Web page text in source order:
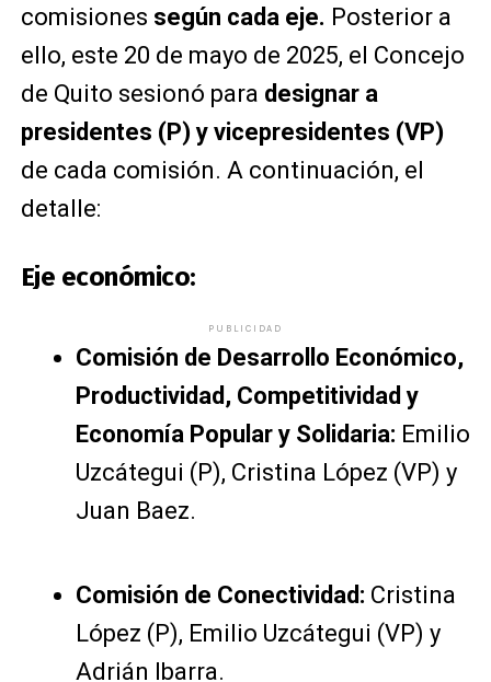
comisiones según cada eje. Posterior a
ello, este 20 de mayo de 2025, el Concejo
de Quito sesionó para designar a
presidentes (P) y vicepresidentes (VP)
de cada comisión. A continuación, el
detalle:
Eje económico:
PUBLICIDAD
Comisión de Desarrollo Económico,
Productividad, Competitividad y
Economía Popular y Solidaria: Emilio
Uzcátegui (P), Cristina López (VP) y
Juan Baez.
Comisión de Conectividad: Cristina
López (P), Emilio Uzcátegui (VP) y
Adrián Ibarra.